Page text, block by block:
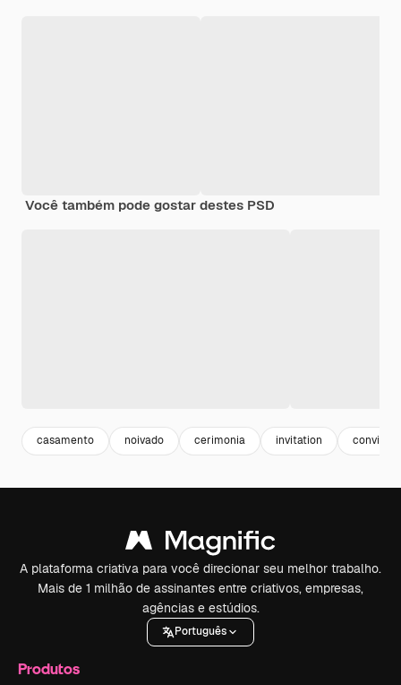
Você também pode gostar destes PSD
casamento noivado cerimonia invitation convite
A plataforma criativa para você direcionar seu melhor trabalho.
Mais de 1 milhão de assinantes entre criativos, empresas,
agências e estúdios.
Português
Produtos